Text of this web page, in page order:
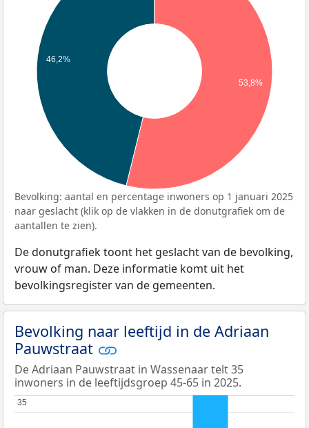
46,2%
53,8%
Bevolking: aantal en percentage inwoners op 1 januari 2025
naar geslacht (klik op de vlakken in de donutgrafiek om de
aantallen te zien).
De donutgrafiek toont het geslacht van de bevolking,
vrouw of man. Deze informatie komt uit het
bevolkingsregister van de gemeenten.
Bevolking naar leeftijd in de Adriaan
Pauwstraat
De Adriaan Pauwstraat in Wassenaar telt 35
inwoners in de leeftijdsgroep 45-65 in 2025.
35
35